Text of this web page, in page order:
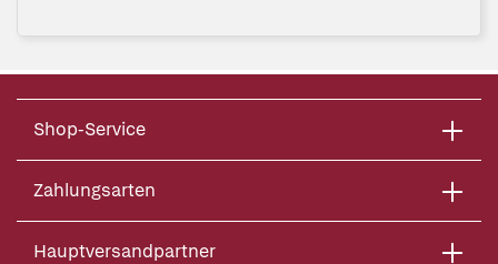
Shop-Service
Zahlungsarten
Hauptversandpartner